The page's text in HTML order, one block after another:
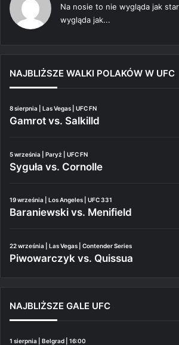
Na nosie to nie wygląda jak
wygląda jak...
NAJBLIŻSZE WALKI POLAKÓW W UFC
8 sierpnia | Las Vegas | UFC FN
Gamrot vs. Salkilld
5 września | Paryż | UFC FN
Syguła vs. Cornolle
19 września | Los Angeles | UFC 331
Baraniewski vs. Menifield
22 września | Las Vegas | Contender Series
Piwowarczyk vs. Quissua
NAJBLIŻSZE GALE UFC
1 sierpnia | Belgrad | 16:00